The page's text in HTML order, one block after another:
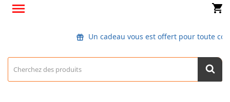
 shopping_cart
Un cadeau vous est offert pour toute